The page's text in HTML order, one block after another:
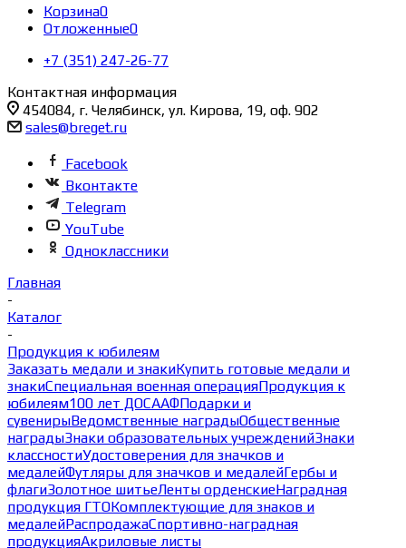
Корзина0
Отложенные0
+7 (351) 247-26-77
Контактная информация
454084, г. Челябинск, ул. Кирова, 19, оф. 902
sales@breget.ru
Facebook
Вконтакте
Telegram
YouTube
Одноклассники
Главная
-
Каталог
-
Продукция к юбилеям
Заказать медали и знакиКупить готовые медали и
знакиСпециальная военная операцияПродукция к
юбилеям100 лет ДОСААФПодарки и
сувенирыВедомственные наградыОбщественные
наградыЗнаки образовательных учрежденийЗнаки
классностиУдостоверения для значков и
медалейФутляры для значков и медалейГербы и
флагиЗолотное шитьеЛенты орденскиеНаградная
продукция ГТОКомплектующие для знаков и
медалейРаспродажаСпортивно-наградная
продукцияАкриловые листы